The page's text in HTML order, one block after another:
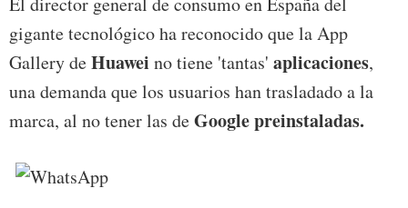
gigante tecnológico ha reconocido que la App
Gallery deHuawei no tiene 'tantas' aplicaciones,
una demanda que los usuarios han trasladado a la
marca, al no tener las deGoogle preinstaladas.